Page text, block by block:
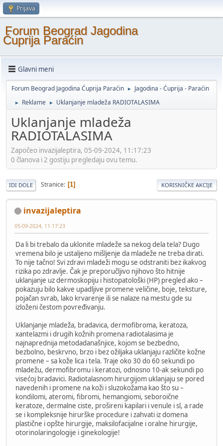
Prijava
Forum Beograd Jagodina
Ćuprija Paraćin
Glavni meni
Forum Beograd Jagodina Ćuprija Paraćin ► Jagodina - Ćuprija - Paraćin
► Reklame ► Uklanjanje mladeža RADIOTALASIMA
Uklanjanje mladeža
RADIOTALASIMA
Započeo invazijaleptira, 05-09-2024, 11:17:23
0 članova i 2 gostiju pregledaju ovu temu.
IDI DOLE Stranice 1 KORISNIČKE AKCIJE
invazijaleptira
05-09-2024, 11:17:23
Da li bi trebalo da uklonite mladeže sa nekog dela tela? Dugo
vremena bilo je ustaljeno mišljenje da mladeže ne treba dirati.
To nije tačno! Svi zdravi mladeži mogu se odstraniti bez ikakvog
rizika po zdravlje. Čak je preporučljivo njihovo što hitnije
uklanjanje uz dermoskopiju i histopatološki (HP) pregled ako –
pokazuju bilo kakve upadljive promene veličine, boje, teksture,
pojačan svrab, lako krvarenje ili se nalaze na mestu gde su
izloženi čestom povređivanju.
Uklanjanje mladeža, bradavica, dermofibroma, keratoza,
xantelazmi i drugih kožnih promena radiotalasima je
najnaprednija metodadanašnjice, kojom se bezbedno,
bezbolno, beskrvno, brzo i bez ožiljaka uklanjaju različite kožne
promene – sa kože lica i tela. Traje oko 30 do 60 sekundi po
mladežu, dermofibromu i keratozi, odnosno 10-ak sekundi po
visećoj bradavici. Radiotalasnom hirurgijom uklanjaju se pored
navedenih i promene na koži i sluzokožama kao što su –
kondilomi, ateromi, fibromi, hemangiomi, seboroične
keratoze, dermalne ciste, prošireni kapilari i venule i sl, a rade
se i kompleksnije hirurške procedure i zahvati iz domena
plastične i opšte hirurgije, maksilofacijalne i oralne hirurgije,
otorinolaringologije i ginekologije!